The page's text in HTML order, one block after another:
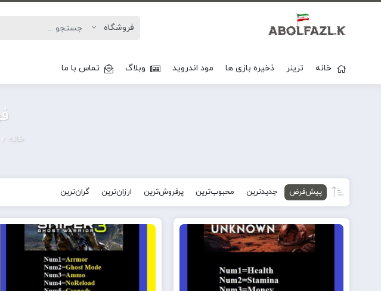
خانه ترینر ذخیره بازی ها مود اندروید وبلاگ تماس با ما
خانه »
پیش‌فرض جدیدترین محبوب‌ترین پرفروش‌ترین ارزان‌ترین گران‌ترین